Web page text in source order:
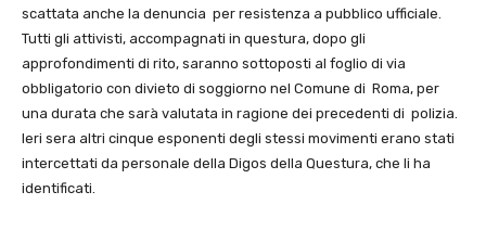
scattata anche la denuncia per resistenza a pubblico ufficiale.
Tutti gli attivisti, accompagnati in questura, dopo gli
approfondimenti di rito, saranno sottoposti al foglio di via
obbligatorio con divieto di soggiorno nel Comune di Roma, per
una durata che sarà valutata in ragione dei precedenti di polizia.
Ieri sera altri cinque esponenti degli stessi movimenti erano stati
intercettati da personale della Digos della Questura, che li ha
identificati.